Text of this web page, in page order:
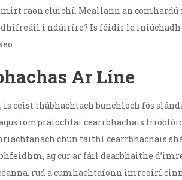
raon cluichí. Meallann an comhardú
dhifreáil i ndáiríre? Is féidir le
Ar Líne
ceist thábhachtach bunchloch fós
iompraíochtaí cearrbhachais
chun taithí cearrbhachais
ag cur ar fáil dearbhaithe
rud a cumhachtaíonn imreoirí